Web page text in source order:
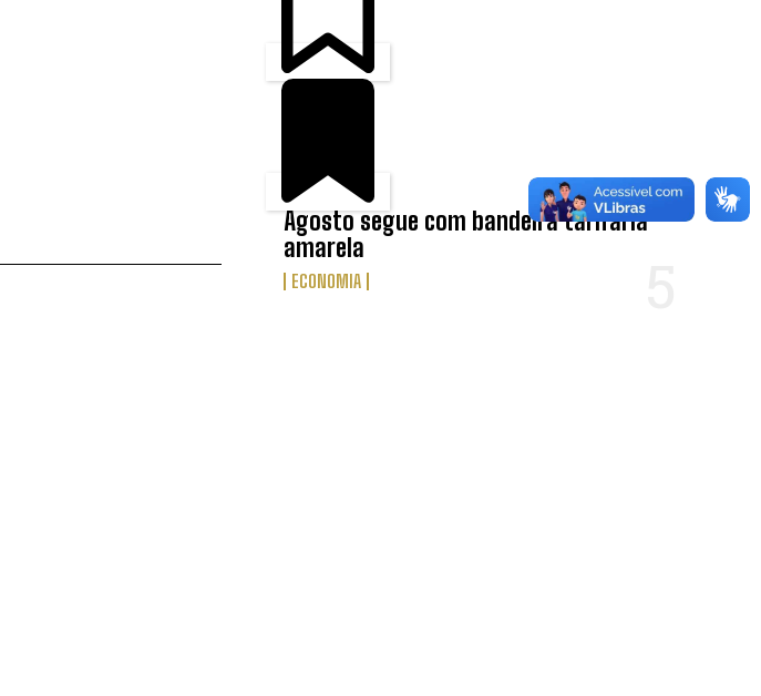
Agosto segue com bandeira tarifária
amarela
ECONOMIA